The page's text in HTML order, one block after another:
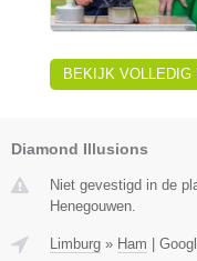
BEKIJK VOLLEDIG
Diamond Illusions
Niet gevestigd in de
Henegouwen.
Limburg » Ham |